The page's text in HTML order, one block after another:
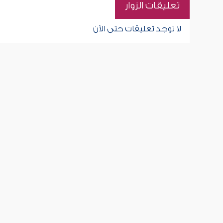
تعليقات الزوار
لا توجد تعليقات حتى الآن